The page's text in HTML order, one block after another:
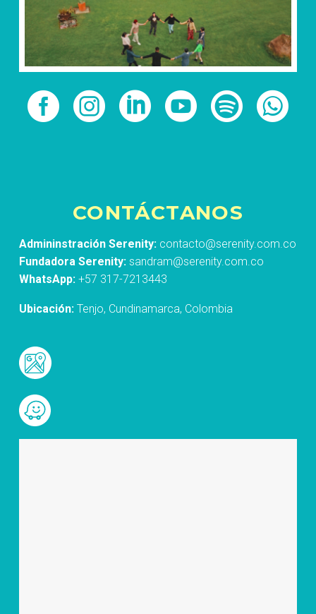
CONTÁCTANOS
Admininstración Serenity: contacto@serenity.com.co
Fundadora Serenity: sandram@serenity.com.co
WhatsApp: +57 317-7213443
Ubicación: Tenjo, Cundinamarca, Colombia